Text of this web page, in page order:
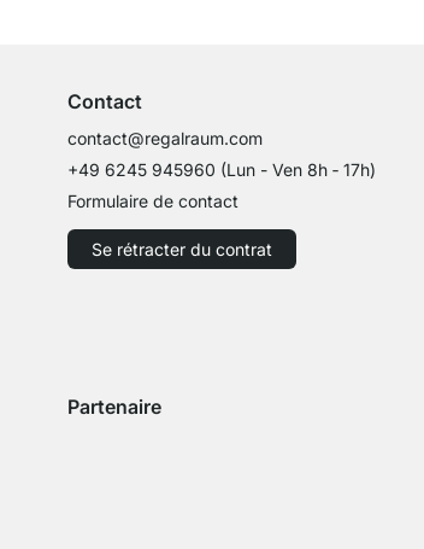
Contact
contact@regalraum.com
+49 6245 945960 (Lun - Ven 8h ‑ 17h)
Formulaire de contact
Se rétracter du contrat
Partenaire